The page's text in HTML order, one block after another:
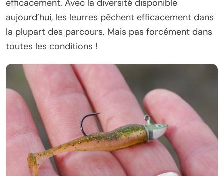
efficacement. Avec la diversité disponible
aujourd’hui, les leurres pêchent efficacement dans
la plupart des parcours. Mais pas forcément dans
toutes les conditions !